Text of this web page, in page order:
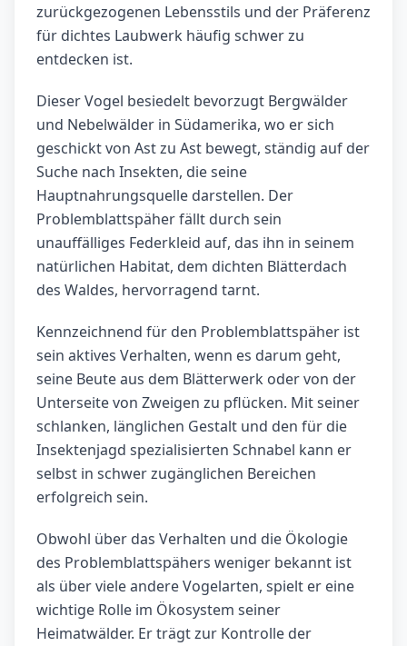
zurückgezogenen Lebensstils und der Präferenz
für dichtes Laubwerk häufig schwer zu
entdecken ist.
Dieser Vogel besiedelt bevorzugt Bergwälder
und Nebelwälder in Südamerika, wo er sich
geschickt von Ast zu Ast bewegt, ständig auf der
Suche nach Insekten, die seine
Hauptnahrungsquelle darstellen. Der
Problemblattspäher fällt durch sein
unauffälliges Federkleid auf, das ihn in seinem
natürlichen Habitat, dem dichten Blätterdach
des Waldes, hervorragend tarnt.
Kennzeichnend für den Problemblattspäher ist
sein aktives Verhalten, wenn es darum geht,
seine Beute aus dem Blätterwerk oder von der
Unterseite von Zweigen zu pflücken. Mit seiner
schlanken, länglichen Gestalt und den für die
Insektenjagd spezialisierten Schnabel kann er
selbst in schwer zugänglichen Bereichen
erfolgreich sein.
Obwohl über das Verhalten und die Ökologie
des Problemblattspähers weniger bekannt ist
als über viele andere Vogelarten, spielt er eine
wichtige Rolle im Ökosystem seiner
Heimatwälder. Er trägt zur Kontrolle der